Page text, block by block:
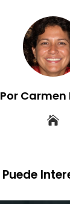
Por Carmen
Puede